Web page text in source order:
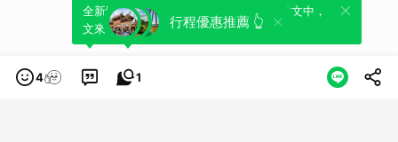
行程優惠推薦 👆
4
全新體驗！一鍵引用此內容，透過發布貼
文來輕鬆表達個人立場。
1
可以轉發或引用此內容至自己的貼文中，
來發表您的評論或觀點。